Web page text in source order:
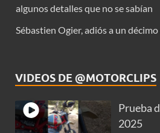
algunos detalles que no se sabían
Sébastien Ogier, adiós a un
VIDEOS DE @MOTORCLIPS
Prueba
2025